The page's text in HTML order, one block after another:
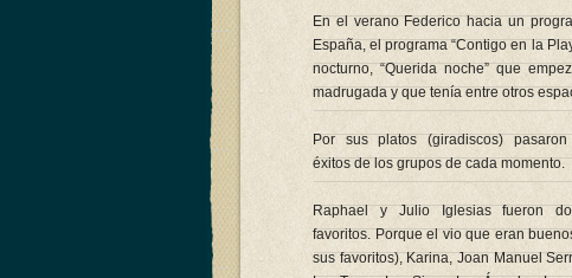
En el verano Federico hacia un
España, el programa “Contigo en la
nocturno, “Querida noche” que
madrugada y que tenía entre otros
Por sus platos (giradiscos)
éxitos de los grupos de cada momento.
Raphael y Julio Iglesias fueron
favoritos. Porque el vio que eran
sus favoritos), Karina, Joan Manuel